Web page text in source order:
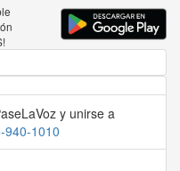
y unirse a
940-1010